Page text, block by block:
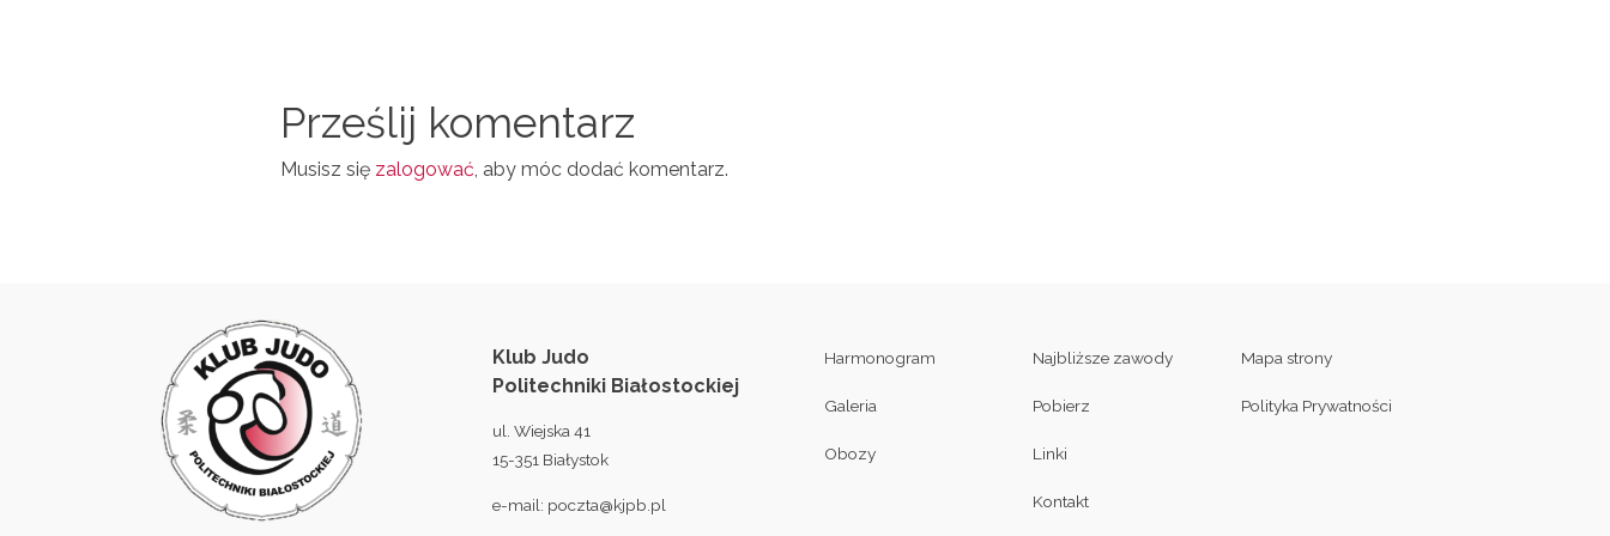
Prześlij komentarz
Musisz się zalogować , aby móc dodać komentarz.
Klub Judo
Politechniki Białostockiej
ul. Wiejska 41
15-351 Białystok
e-mail: poczta@kjpb.pl
Harmonogram
Galeria
Obozy
Najbliższe zawody
Pobierz
Linki
Kontakt
Mapa strony
Polityka Prywatności